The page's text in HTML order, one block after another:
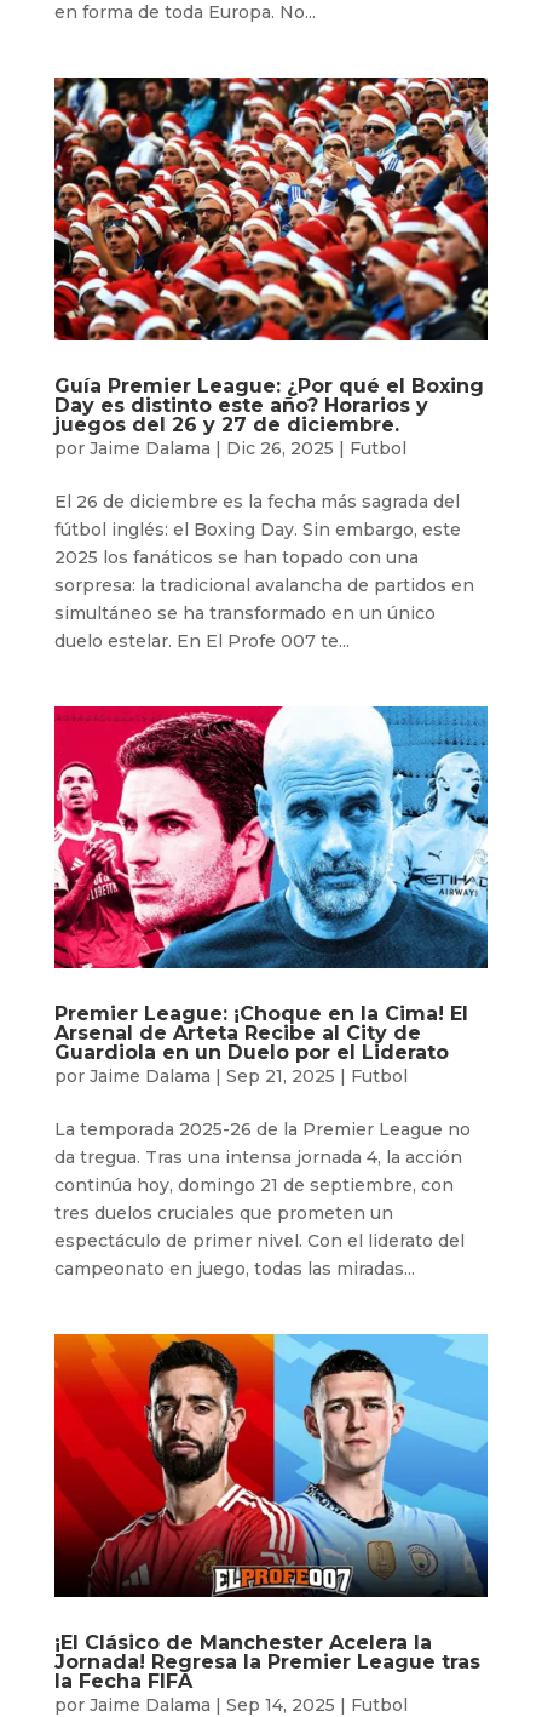
en forma de toda Europa. No...
Guía Premier League: ¿Por qué el Boxing
Day es distinto este año? Horarios y
juegos del 26 y 27 de diciembre.
por Jaime Dalama | Dic 26, 2025 | Futbol
El 26 de diciembre es la fecha más sagrada del
fútbol inglés: el Boxing Day. Sin embargo, este
2025 los fanáticos se han topado con una
sorpresa: la tradicional avalancha de partidos en
simultáneo se ha transformado en un único
duelo estelar. En El Profe 007 te...
Premier League: ¡Choque en la Cima! El
Arsenal de Arteta Recibe al City de
Guardiola en un Duelo por el Liderato
por Jaime Dalama | Sep 21, 2025 | Futbol
La temporada 2025-26 de la Premier League no
da tregua. Tras una intensa jornada 4, la acción
continúa hoy, domingo 21 de septiembre, con
tres duelos cruciales que prometen un
espectáculo de primer nivel. Con el liderato del
campeonato en juego, todas las miradas...
¡El Clásico de Manchester Acelera la
Jornada! Regresa la Premier League tras
la Fecha FIFA
por Jaime Dalama | Sep 14, 2025 | Futbol